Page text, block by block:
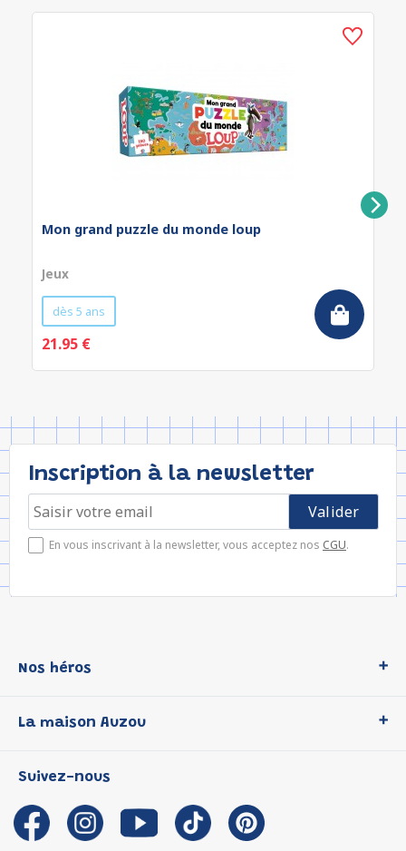
Mon grand puzzle du monde loup
Jeux
dès 5 ans
21.95 €
Inscription à la newsletter
En vous inscrivant à la newsletter, vous acceptez nos CGU.
Nos héros
P'tit Loup
Les Influenceuses
Migali
Petite Taupe
La maison Auzou
Notre histoire
Auzou s'engage
Auteurs et illustrateurs Auzou
Suivez-nous